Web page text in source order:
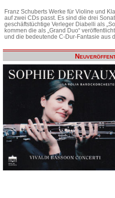
Franz Schuberts Werke für Violine und
auf zwei CDs passt. Es sind die drei
geschäftstüchtige Verleger Diabelli als
kommen die als „Grand Duo“
und die bedeutende C-Dur-Fantasie aus